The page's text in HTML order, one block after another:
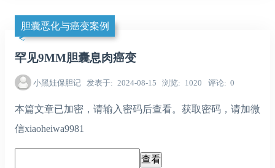
胆囊恶化与癌变案例
罕见9MM胆囊息肉癌变
小黑娃保胆记 发表于 2024-08-15 浏览 1020 评论 0
本篇文章已加密，请输入密码后查看。获取密码，请加微
信xiaoheiwa9981